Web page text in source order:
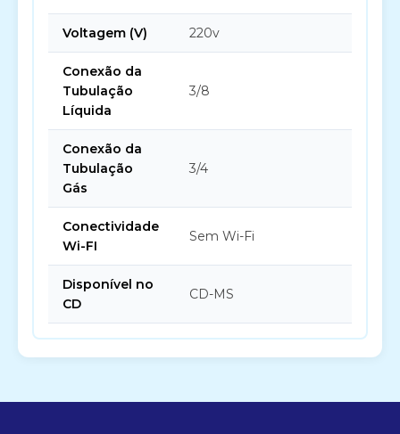
Voltagem (V) 220v
Conexão da
Tubulação
Líquida
3/8
Conexão da
Tubulação
Gás
3/4
Conectividade
Wi-FI
Sem Wi-Fi
Disponível no
CD
CD-MS